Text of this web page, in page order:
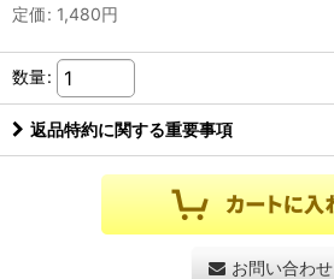
定価: 1,480円
数量:
返品特約に関する重要事項
お問い合わせ